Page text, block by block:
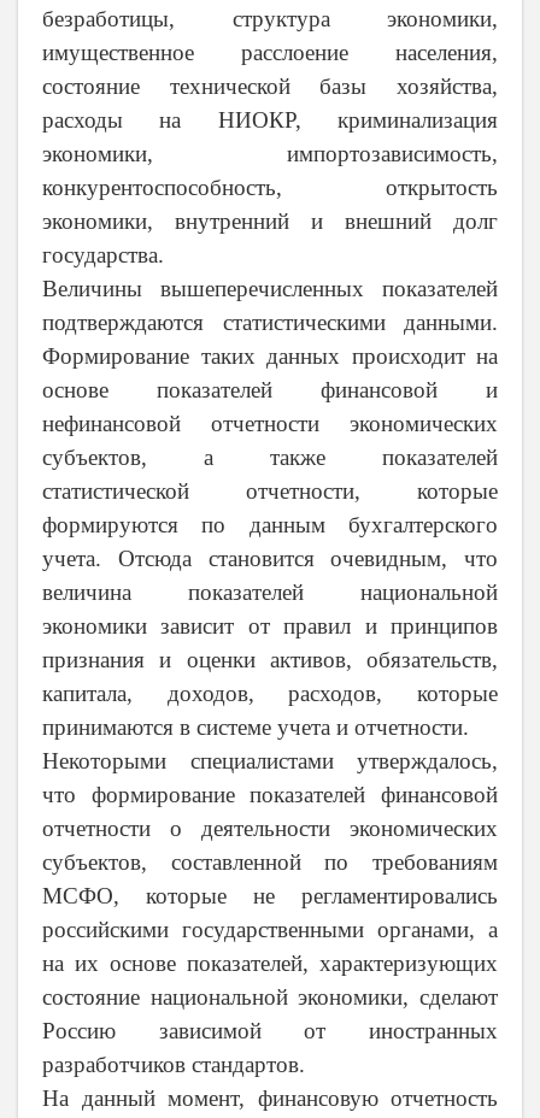
безработицы, структура экономики,
имущественное расслоение населения,
состояние технической базы хозяйства,
расходы на НИОКР, криминализация
экономики, импортозависимость,
конкурентоспособность, открытость
экономики, внутренний и внешний долг
государства.
Величины вышеперечисленных показателей
подтверждаются статистическими данными.
Формирование таких данных происходит на
основе показателей финансовой и
нефинансовой отчетности экономических
субъектов, а также показателей
статистической отчетности, которые
формируются по данным бухгалтерского
учета. Отсюда становится очевидным, что
величина показателей национальной
экономики зависит от правил и принципов
признания и оценки активов, обязательств,
капитала, доходов, расходов, которые
принимаются в системе учета и отчетности.
Некоторыми специалистами утверждалось,
что формирование показателей финансовой
отчетности о деятельности экономических
субъектов, составленной по требованиям
МСФО, которые не регламентировались
российскими государственными органами, а
на их основе показателей, характеризующих
состояние национальной экономики, сделают
Россию зависимой от иностранных
разработчиков стандартов.
На данный момент, финансовую отчетность